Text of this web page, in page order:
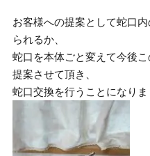
お客様への提案として蛇口
られるか、
蛇口を本体ごと変えて今後
提案させて頂き、
蛇口交換を行うことになりま